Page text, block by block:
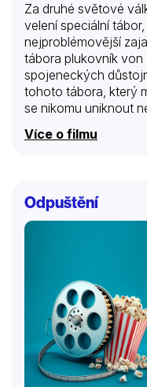
Za druhé světové
velení speciální
nejproblémovější
tábora plukovník
spojeneckých
tohoto tábora, který
se nikomu uniknout
připomene, že
povinností každého
Více o filmu
Odpuštění